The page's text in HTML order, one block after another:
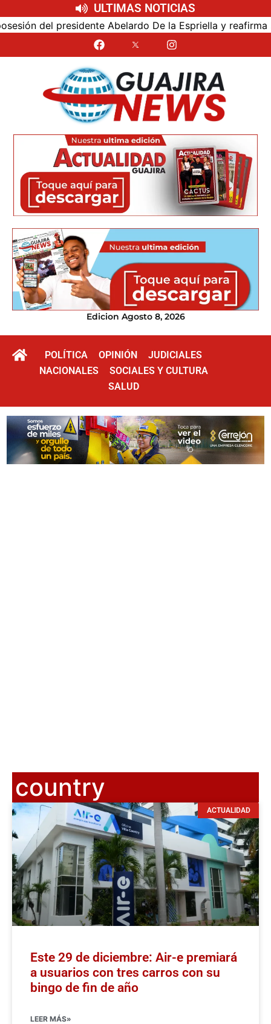
ULTIMAS NOTICIAS
del presidente Abelardo De la Espriella y reafirma su
Edicion Agosto 8, 2026
POLÍTICA OPINIÓN
JUDICIALES
NACIONALES
SOCIALES Y CULTURA
SALUD
country
ACTUALIDAD
Este 29 de diciembre: Air-e premiará
a usuarios con tres carros con su
bingo de fin de año
LEER MÁS»